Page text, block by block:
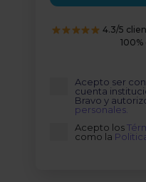
4.3/5
Acepto ser
cuenta
Bravo y
personales.
Acepto los
como la